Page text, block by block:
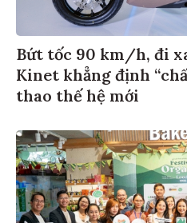
Bứt tốc 90 km/h, đi
Kinet khẳng định
thao thế hệ mới